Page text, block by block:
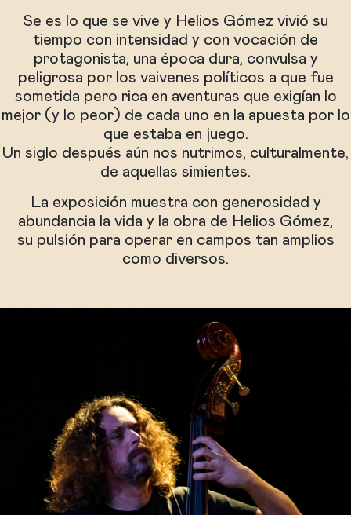
Se es lo que se vive y Helios Gómez vivió su
tiempo con intensidad y con vocación de
protagonista, una época dura, convulsa y
peligrosa por los vaivenes políticos a que fue
sometida pero rica en aventuras que exigían lo
mejor (y lo peor) de cada uno en la apuesta por lo
que estaba en juego.
Un siglo después aún nos nutrimos, culturalmente,
de aquellas simientes.
La exposición muestra con generosidad y
abundancia la vida y la obra de Helios Gómez,
su pulsión para operar en campos tan amplios
como diversos.